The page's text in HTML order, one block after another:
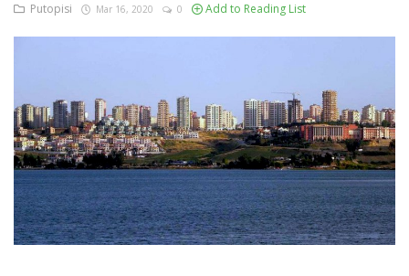
Putopisi Mar 16, 2020 0 Add to Reading List